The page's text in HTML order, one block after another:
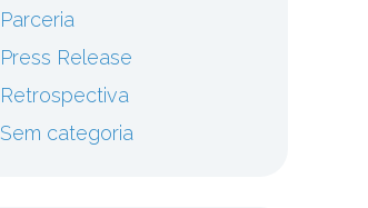
Parceria
Press Release
Retrospectiva
Sem categoria